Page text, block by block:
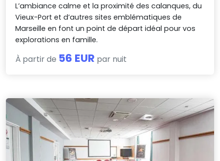
L’ambiance calme et la proximité des calanques, du
Vieux-Port et d’autres sites emblématiques de
Marseille en font un point de départ idéal pour vos
explorations en famille.
À partir de 56 EUR par nuit